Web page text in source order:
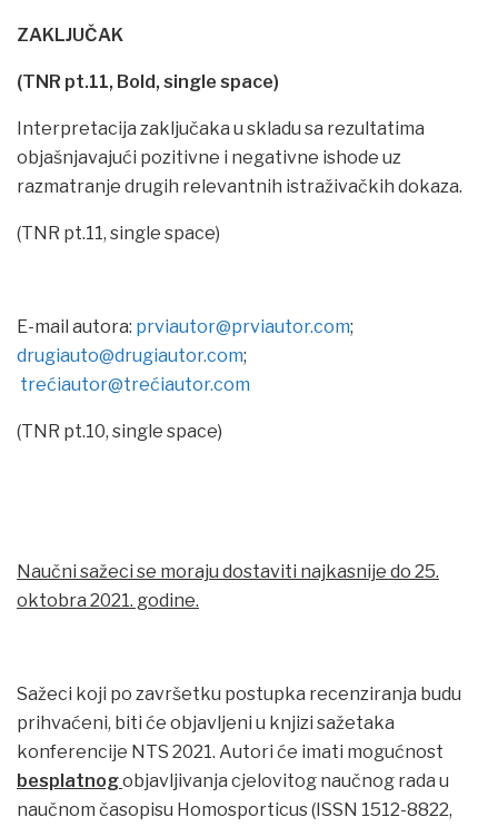
ZAKLJUČAK
(TNR pt.11, Bold, single space)
Interpretacija zaključaka u skladu sa rezultatima
objašnjavajući pozitivne i negativne ishode uz
razmatranje drugih relevantnih istraživačkih dokaza.
(TNR pt.11, single space)
E-mail autora: prviautor@prviautor.com;
drugiauto@drugiautor.com;
trećiautor@trećiautor.com
(TNR pt.10, single space)
Naučni sažeci se moraju dostaviti najkasnije do 25.
oktobra 2021. godine.
Sažeci koji po završetku postupka recenziranja budu
prihvaćeni, biti će objavljeni u knjizi sažetaka
konferencije NTS 2021. Autori će imati mogućnost
besplatnogobjavljivanja cjelovitog naučnog rada u
naučnom časopisu Homosporticus (ISSN 1512-8822,